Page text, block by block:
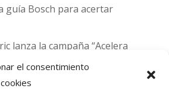
el consentimiento
guía Bosch para acertar
lanza la campaña “Acelera
y premia con entradas
de Fórmula 1 de Madrid